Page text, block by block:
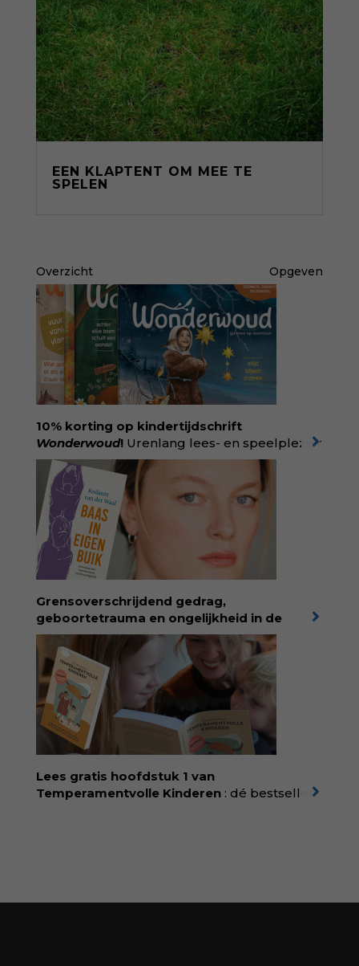
EEN KLAPTENT OM MEE TE
SPELEN
Overzicht Opgeven
10% korting op kindertijdschrift
Wonderwoud! Urenlang lees- en speelplezier
voor dromers, doeners en denkers.
Wonderwoud is het ambachtelijk gemaakte
antwoord op alle snelle gooimaarweg-
boekjes en hapsnap-filmpjes. Het mooiste
kindertijdschrift van Nederland; met liefde en
kunde voor taal, beeld en tekeningen die
spat van elke pagina. Dat vóel je. Dat voelt je
kind. Abonneer via
wonderwoud.nl/abonneren**
korting met code:
KIIND10
Grensoverschrijdend gedrag,
geboortetrauma en ongelijkheid in de
geboortezorg:in Baas in eigen buik verbindt
filosoof en vroedvrouw Rodante van der Waal
persoonlijke ervaringen aan structureel
onrecht en introduceert ze reproductieve
rechtvaardigheid als een collectieve, radicale
praktijk van zorg. Voor iedereen die wil
begrijpen wat er speelt rond vruchtbaarheid
en geboorte. Koop het boek via
singeluitgeverijen.nl/nijgh-van-
ditmar/boek/baas-in-eigen-buik
Lees gratis hoofdstuk 1 van
Temperamentvolle Kinderen : dé bestseller